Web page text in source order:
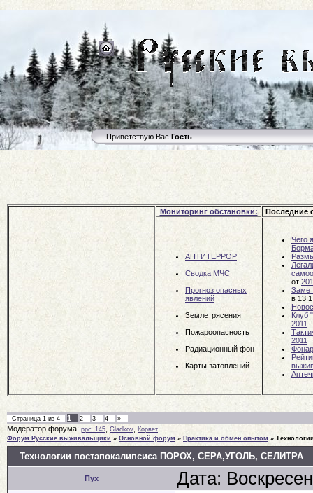
Приветствую ВасГость
Мониторинг обстановки: Последние
АНТИТЕРРОР
Сводка МЧС
Прогноз опасных
явлений
Землетрясения
Пожароопасность
Радиационный фон
Карты затоплений
Чего
от
в
Клуб
2011
2011
Страница 1 из 4 1 2 3 4 »
Модератор форума: ppc_145 Gladkov
Корвет
Форум Русские выживальщики » Основной форум » Практика и обмен опытом »
Технологии постапокалипсиса ПОРОХ, СЕРА,УГОЛЬ, СЕЛИТРА
Пух Дата: